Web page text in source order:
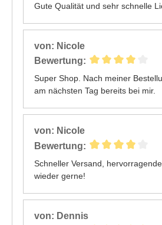
Gute Qualität und sehr schnelle
von: Nicole
Bewertung:
Super Shop. Nach meiner
am nächsten Tag bereits bei mir.
von: Nicole
Bewertung:
Schneller Versand,
wieder gerne!
von: Dennis